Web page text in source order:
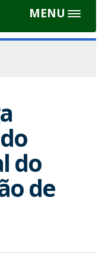
MENU
Toggle
do
de